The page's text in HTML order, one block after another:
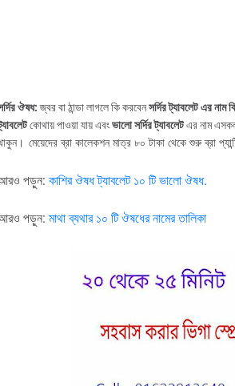
ঔষধ:জ্বর বা ঠান্ডা লাগলে কি করবেনসর্দির ট্যাবলেট এর নাম
কোথায় পাওয়া যায় এবংভালো সর্দির ট্যাবলেটএর নাম
মেয়েদের ব্রা কালেকশন মাত্র ৮০ টাকা থেকে শুরু ব্রা
পড়ুন: কাশির ঔষধ ট্যাবলেট ১০ টি ভালো ঔষধ.
পড়ুন: মাথা ব্যথার ১০ টি ঔষধের নামের তালিকা